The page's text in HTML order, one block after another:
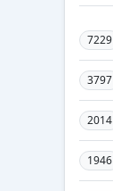
7229
3797
2014
1946